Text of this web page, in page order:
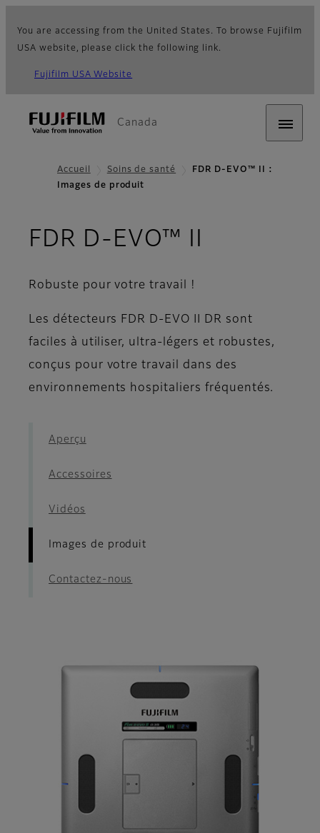
You are accessing from the United States. To browse Fujifilm
USA website, please click the following link.
Fujifilm USA Website
Canada
Accueil Soins de santé
FDR D-EVO™ II :
Images de produit
FDR D-EVO™ II
Robuste pour votre travail !
Les détecteurs FDR D-EVO II DR sont
faciles à utiliser, ultra-légers et robustes,
conçus pour votre travail dans des
environnements hospitaliers fréquentés.
Aperçu
Accessoires
Vidéos
Images de produit
Contactez-nous